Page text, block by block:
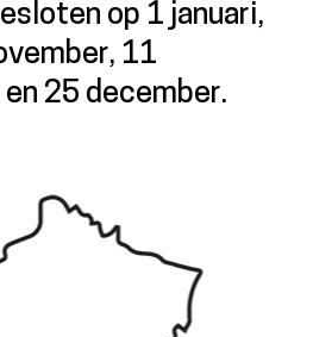
op 1 januari,
11
25 december.